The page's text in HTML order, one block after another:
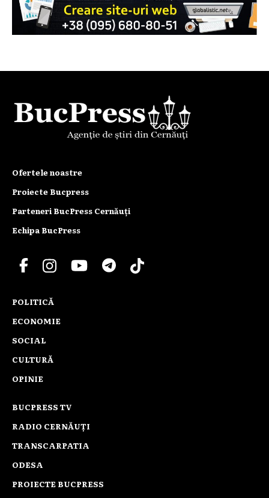
Ofertele noastre
Proiecte Bucpress
Parteneri BucPress Cernăuți
Echipa BucPress
POLITICĂ
ECONOMIE
SOCIAL
CULTURĂ
OPINIE
BUCPRESS TV
RADIO CERNĂUȚI
TRANSCARPATIA
ODESA
PROIECTE BUCPRESS